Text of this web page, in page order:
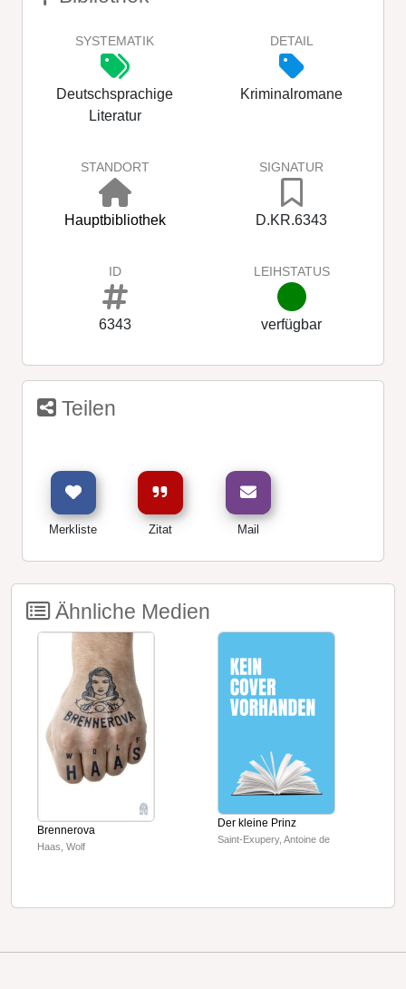
SYSTEMATIK
Deutschsprachige
Literatur
DETAIL
Kriminalromane
STANDORT
Hauptbibliothek
SIGNATUR
D.KR.6343
ID
6343
LEIHSTATUS
verfügbar
Teilen
Merkliste Zitat Mail
Ähnliche Medien
Brennerova
Haas, Wolf
Der kleine Prinz
Saint-Exupery, Antoine de